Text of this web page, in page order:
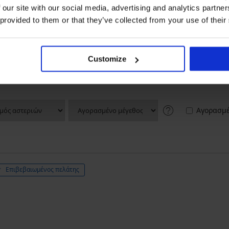
site with our social media, advertising and analytics
to them or that they’ve collected from your use of
Customize
Σλιπ σύσφιξης και
4
3
Επιβεβαιωμένος πελάτης